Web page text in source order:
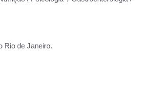
Rio de Janeiro.